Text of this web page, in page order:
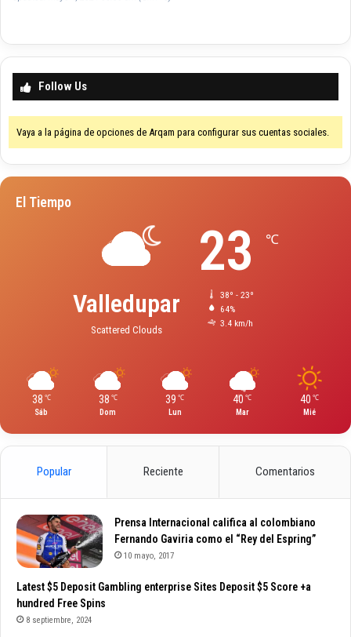
Follow Us
Vaya a la página de opciones de Arqam para configurar sus cuentas sociales.
El Tiempo
Valledupar
Scattered Clouds
23 ℃
38º - 23º
64%
3.4 km/h
38 ℃
Sáb
38 ℃
Dom
39 ℃
Lun
40 ℃
Mar
40 ℃
Mié
Popular Reciente Comentarios
Prensa Internacional califica al colombiano
Fernando Gaviria como el “Rey del Espring”
10 mayo, 2017
Latest $5 Deposit Gambling enterprise Sites Deposit $5 Score +a
hundred Free Spins
8 septiembre, 2024